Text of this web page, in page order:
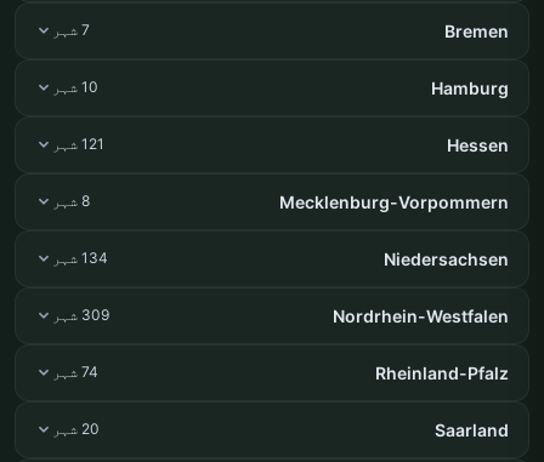
Bremen 7 شہر
Hamburg 10 شہر
Hessen 121 شہر
Mecklenburg-Vorpommern 8 شہر
Niedersachsen 134 شہر
Nordrhein-Westfalen 309 شہر
Rheinland-Pfalz 74 شہر
Saarland 20 شہر